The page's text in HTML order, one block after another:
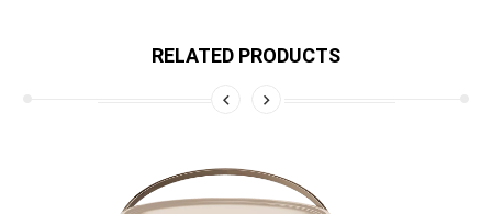
RELATED PRODUCTS